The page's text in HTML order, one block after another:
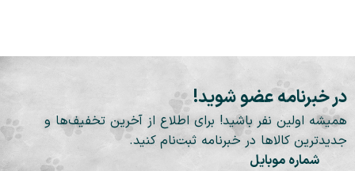
در خبرنامه عضو شوید!
همیشه اولین نفر باشید! برای اطلاع از آخرین تخفیف‌ها و
جدیدترین کالاها در خبرنامه ثبت‌نام کنید.
شماره موبایل